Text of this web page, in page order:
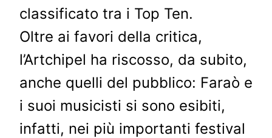
classificato tra i Top Ten.
Oltre ai favori della critica,
l’Artchipel ha riscosso, da subito,
anche quelli del pubblico: Faraò e
i suoi musicisti si sono esibiti,
infatti, nei più importanti festival